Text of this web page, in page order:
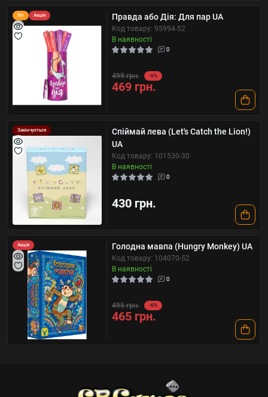
Хіт Акція Правда або Дія: Для пар UA
Код товару: 95994-52
В наявності
0
499 грн. -6%
469 грн.
Закінчується
Спіймай лева (Let's Catch the Lion!)
UA
Код товару: 101530-30
В наявності
0
430 грн.
Акція Голодна мавпа (Hungry Monkey) UA
Код товару: 104070-52
В наявності
0
495 грн. -6%
465 грн.